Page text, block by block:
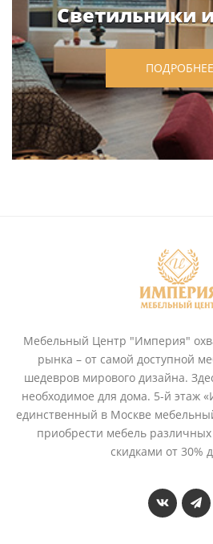
Светильники
ПОДРОБНЕЕ
Мебельный Центр "Империя"
рынка – от самой доступной
шедевров мирового дизайна.
необходимое для дома. 5-й этаж
единственный в Москве
приобрести мебель
скидками от 30%